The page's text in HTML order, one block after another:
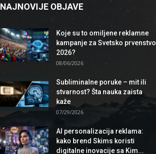
NAJNOVIJE OBJAVE
Koje su to omiljene reklamne
kampanje za Svetsko prvenstvo
2026?
08/06/2026
Subliminalne poruke – mit ili
stvarnost? Šta nauka zaista
kaže
07/29/2026
AI personalizacija reklama:
kako brend Skims koristi
digitalne inovacije sa Kim...